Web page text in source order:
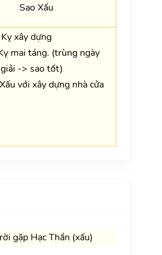
Sao Xấu
Kỵ xây dựng
mai táng. (trùng ngày
-> sao tốt)
Xấu với xây dựng nhà cửa
gặp Hạc Thần (xấu)